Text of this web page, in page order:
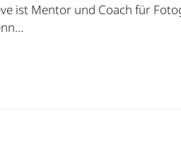
ist Mentor und Coach für